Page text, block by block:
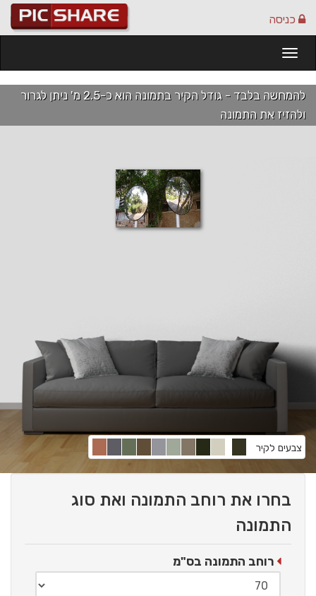
כניסה
להמחשה בלבד - גודל הקיר בתמונה הוא כ-2.5 מ' ניתן לגרור
ולהזיז את התמונה
צבעים לקיר
בחרו את רוחב התמונה ואת סוג
התמונה
רוחב התמונה בס"מ